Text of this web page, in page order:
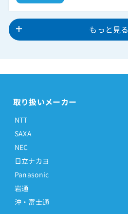
もっと見る
取り扱いメーカー
NTT
SAXA
NEC
日立ナカヨ
Panasonic
岩通
沖・富士通